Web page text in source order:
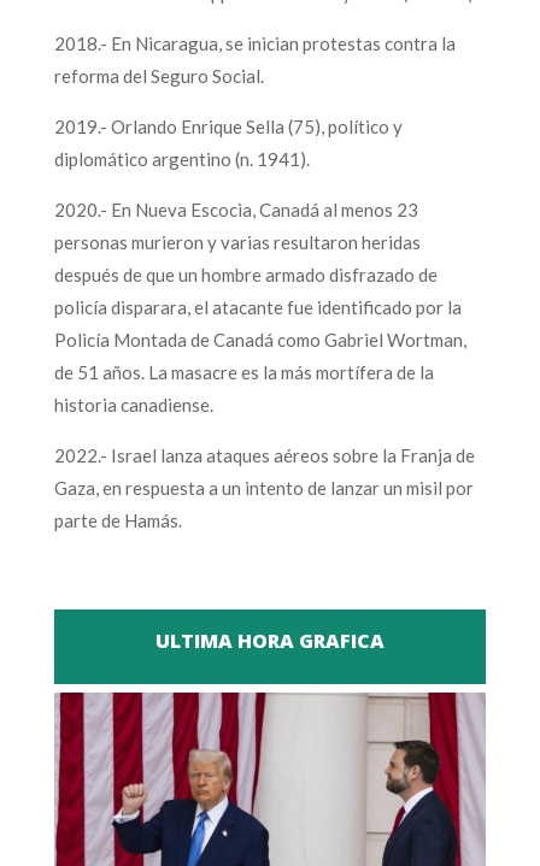
2018.- En Nicaragua, se inician protestas contra la
reforma del Seguro Social.
2019.- Orlando Enrique Sella (75), político y
diplomático argentino (n. 1941).
2020.- En Nueva Escocia, Canadá al menos 23
personas murieron y varias resultaron heridas
después de que un hombre armado disfrazado de
policía disparara, el atacante fue identificado por la
Policía Montada de Canadá como Gabriel Wortman,
de 51 años. La masacre es la más mortífera de la
historia canadiense.
2022.- Israel lanza ataques aéreos sobre la Franja de
Gaza, en respuesta a un intento de lanzar un misil por
parte de Hamás.
ULTIMA HORA GRAFICA